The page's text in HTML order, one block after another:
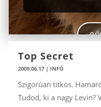
Top Secret
2009.06.17| INFÓ
Szigorúan titkos.
Tudod, ki a nagy Levin?